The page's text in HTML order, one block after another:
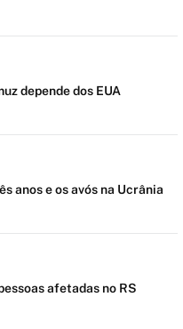
depende dos EUA
anos e os avós na Ucrânia
afetadas no RS